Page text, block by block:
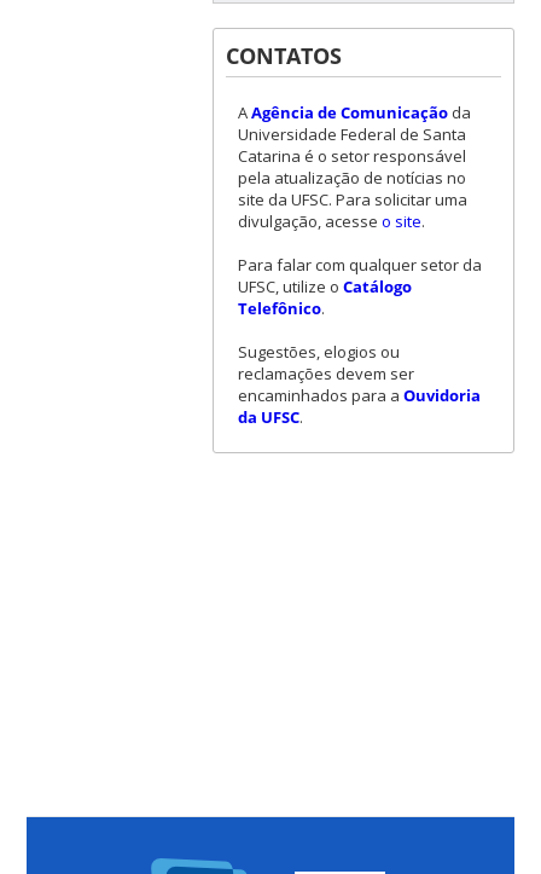
CONTATOS
AAgência de Comunicaçãoda
Universidade Federal de Santa
Catarina é o setor responsável
pela atualização de notícias no
site da UFSC. Para solicitar uma
divulgação, acesse o site.
Para falar com qualquer setor da
UFSC, utilize o Catálogo
Telefônico.
Sugestões, elogios ou
reclamações devem ser
encaminhados para a Ouvidoria
da UFSC.